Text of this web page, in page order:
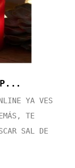
YA VES
TE
SAL DE